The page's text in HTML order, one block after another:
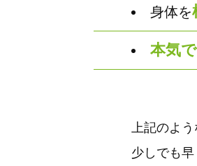
身体を
本気
上記のよ
少しでも